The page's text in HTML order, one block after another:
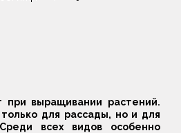
при выращивании растений.
для рассады, но и для
всех видов особенно